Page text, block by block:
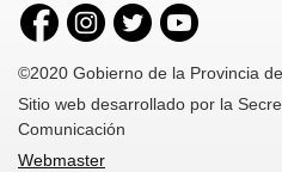
©2020 Gobierno de la Provincia
Sitio web desarrollado por la
Comunicación
Webmaster